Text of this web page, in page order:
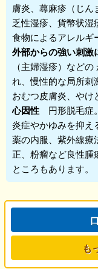
膚炎、蕁麻疹（じ
乏性湿疹、貨幣状湿
食物によるアレルギ
外部からの強い刺激
（主婦湿疹）など
れ、慢性的な局所刺
おむつ皮膚炎、やけ
心因性 円形脱毛症。
炎症やかゆみを抑え
薬の内服、紫外線療
正、粉瘤など良性腫
ところもあります。
も